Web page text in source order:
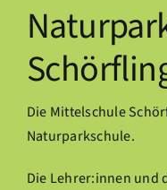
Die Mittelschule
Naturparkschule.
Die Lehrer:innen und